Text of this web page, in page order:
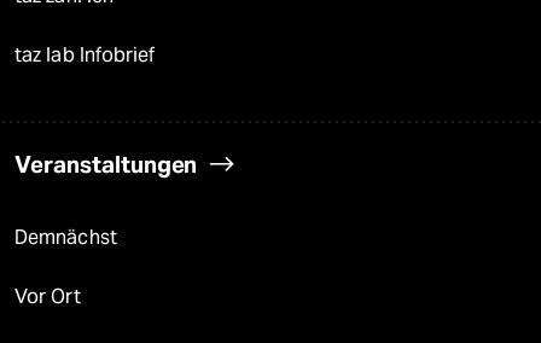
taz lab Infobrief
Veranstaltungen
Demnächst
Vor Ort